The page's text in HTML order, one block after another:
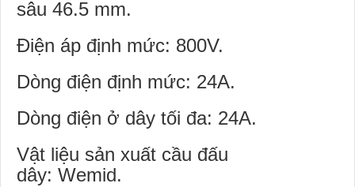
sâu 46.5 mm.
Điện áp định mức: 800V.
Dòng điện định mức: 24A.
Dòng điện ở dây tối đa: 24A.
Vật liệu sản xuất cầu đấu
dây: Wemid.